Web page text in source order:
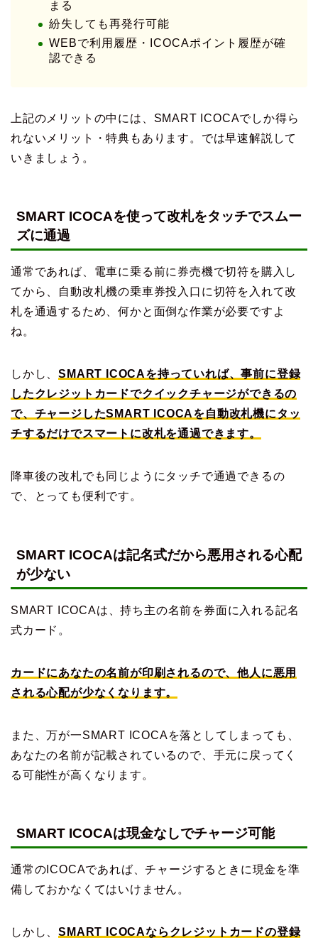
まる
紛失しても再発行可能
WEBで利用履歴・ICOCAポイント履歴が確
認できる
上記のメリットの中には、SMART ICOCAでしか得ら
れないメリット・特典もあります。では早速解説して
いきましょう。
SMART ICOCAを使って改札をタッチでスムー
ズに通過
通常であれば、電車に乗る前に券売機で切符を購入し
てから、自動改札機の乗車券投入口に切符を入れて改
札を通過するため、何かと面倒な作業が必要ですよ
ね。
しかし、SMART ICOCAを持っていれば、事前に登録
したクレジットカードでクイックチャージができるの
で、チャージしたSMART ICOCAを自動改札機にタッ
チするだけでスマートに改札を通過できます。
降車後の改札でも同じようにタッチで通過できるの
で、とっても便利です。
SMART ICOCAは記名式だから悪用される心配
が少ない
SMART ICOCAは、持ち主の名前を券面に入れる記名
式カード。
カードにあなたの名前が印刷されるので、他人に悪用
される心配が少なくなります。
また、万が一SMART ICOCAを落としてしまっても、
あなたの名前が記載されているので、手元に戻ってく
る可能性が高くなります。
SMART ICOCAは現金なしでチャージ可能
通常のICOCAであれば、チャージするときに現金を準
備しておかなくてはいけません。
しかし、SMART ICOCAならクレジットカードの登録